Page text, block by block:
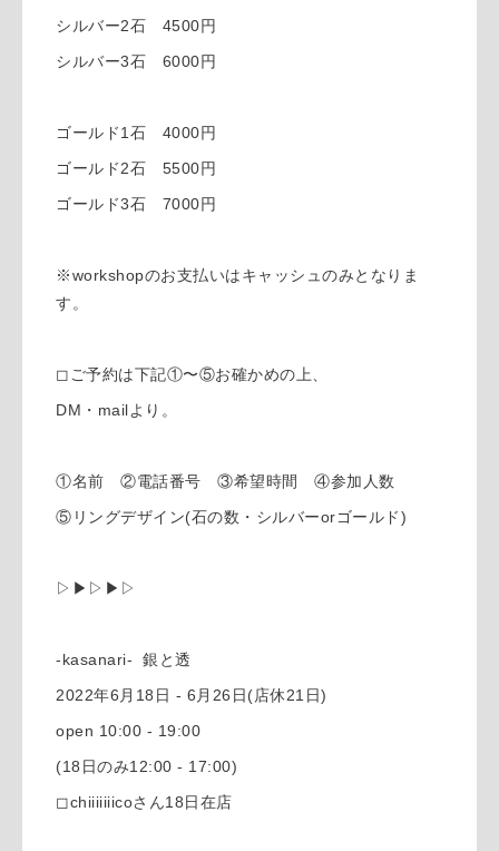
シルバー2石 4500円
シルバー3石 6000円
ゴールド1石 4000円
ゴールド2石 5500円
ゴールド3石 7000円
※workshopのお支払いはキャッシュのみとなりま
す。
◻︎ご予約は下記①〜⑤お確かめの上、
DM・mailより。
①名前 ②電話番号 ③希望時間 ④参加人数
⑤リングデザイン(石の数・シルバーorゴールド)
▷▶︎▷▶︎▷
-kasanari- 銀と透
2022年6月18日 - 6月26日(店休21日)
open 10:00 - 19:00
(18日のみ12:00 - 17:00)
◻︎chiiiiiiicoさん18日在店